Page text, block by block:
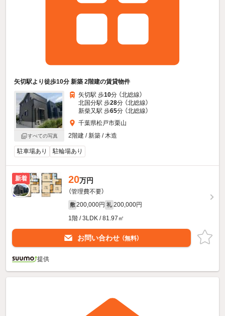
矢切駅より徒歩10分 新築 2階建の賃貸物件
すべての写真
矢切駅 歩10分 （北総線）
北国分駅 歩28分 （北総線）
新柴又駅 歩65分 （北総線）
千葉県松戸市栗山
2階建 / 新築 / 木造
駐車場あり 駐輪場あり
新着 20万円
（管理費不要）
敷 200,000円 礼 200,000円
1階 / 3LDK / 81.97㎡
お問い合わせ （無料）
提供